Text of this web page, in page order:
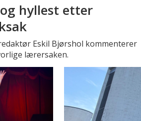
hyllest etter
Eskil Bjørshol kommenterer
lærersaken.